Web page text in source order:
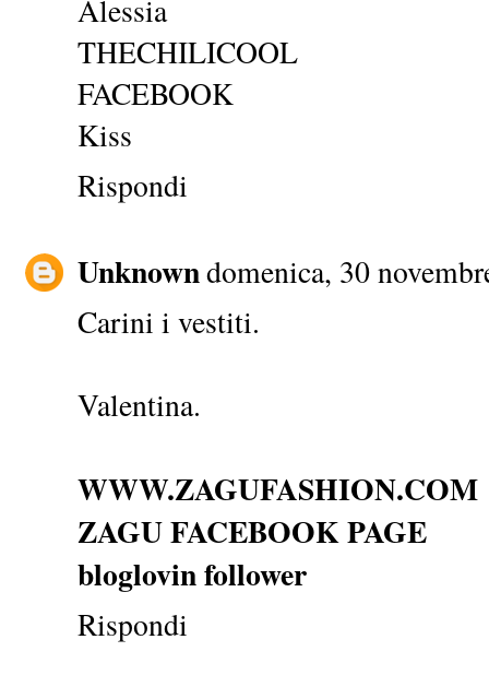
Alessia
THECHILICOOL
FACEBOOK
Kiss
Rispondi
Unknowndomenica, 30
Carini i vestiti.
Valentina.
WWW.ZAGUFASHION.COM
ZAGU FACEBOOK PAGE
bloglovin follower
Rispondi